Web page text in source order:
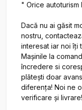
" Orice autoturism
Dacă nu ai găsit
nostru,
interesat iar noi îți
Mașinile la
încredere si
plătești doar
diferența! Noi ne
verificare și livrare!